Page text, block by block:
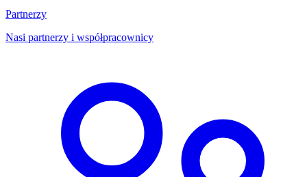
Partnerzy
Nasi partnerzy i współpracownicy